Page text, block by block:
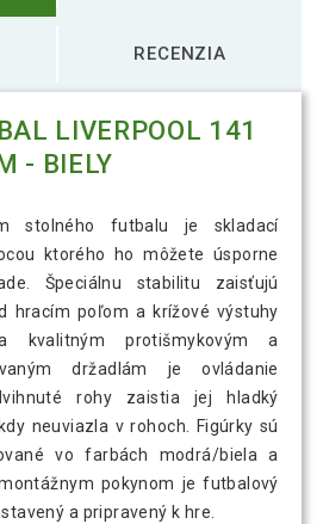
RECENZIA
LIVERPOOL 141
- BIELY
stolného futbalu je skladací
ktorého ho môžete úsporne
Špeciálnu stabilitu zaisťujú
hracím poľom a krížové výstuhy
kvalitným protišmykovým a
držadlám je ovládanie
rohy zaistia jej hladký
neuviazla v rohoch. Figúrky sú
vo farbách modrá/biela a
pokynom je futbalový
a pripravený k hre.